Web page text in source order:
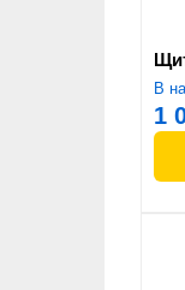
В
1